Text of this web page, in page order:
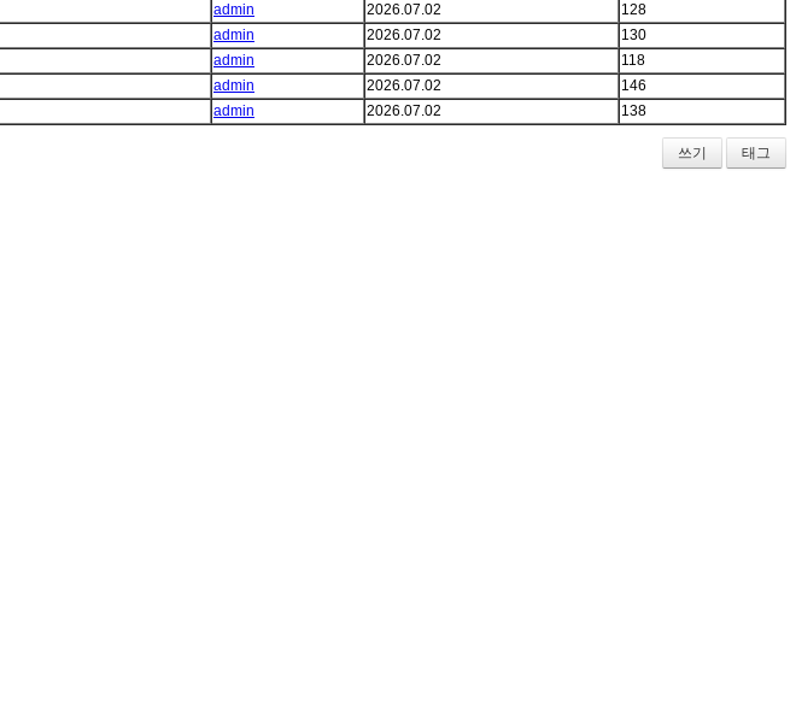
admin 2026.07.02
128
admin 2026.07.02
130
admin 2026.07.02
118
admin 2026.07.02
146
admin 2026.07.02 138
쓰기 태그